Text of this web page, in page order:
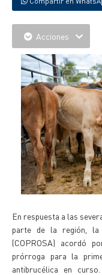
Acciones
En respuesta a las
parte de la región, la
(COPROSA) acordó
prórroga para la
antibrucélica en